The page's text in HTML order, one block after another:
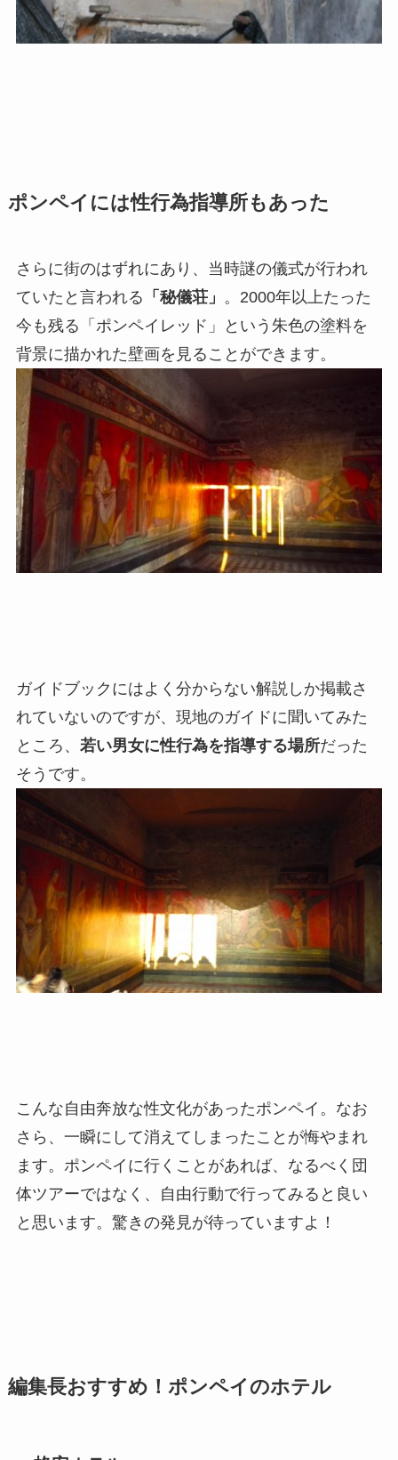
ポンペイには性行為指導所もあった
さらに街のはずれにあり、当時謎の儀式が行われ
ていたと言われる 「秘儀荘」 。2000年以上たった
今も残る「ポンペイレッド」という朱色の塗料を
背景に描かれた壁画を見ることができます。
ガイドブックにはよく分からない解説しか掲載さ
れていないのですが、現地のガイドに聞いてみた
ところ、 若い男女に性行為を指導する場所だった
そうです。
こんな自由奔放な性文化があったポンペイ。なお
さら、一瞬にして消えてしまったことが悔やまれ
ます。ポンペイに行くことがあれば、なるべく団
体ツアーではなく、自由行動で行ってみると良い
と思います。驚きの発見が待っていますよ！
編集長おすすめ！ポンペイのホテル